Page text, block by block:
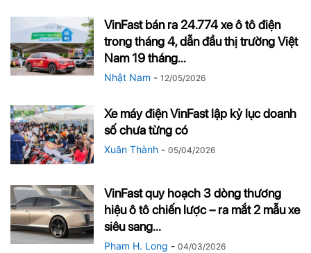
VinFast bán ra 24.774 xe ô tô điện
trong tháng 4, dẫn đầu thị trường Việt
Nam 19 tháng...
Nhật Nam - 12/05/2026
Xe máy điện VinFast lập kỷ lục doanh
số chưa từng có
Xuân Thành - 05/04/2026
VinFast quy hoạch 3 dòng thương
hiệu ô tô chiến lược – ra mắt 2 mẫu xe
siêu sang...
Pham H. Long - 04/03/2026